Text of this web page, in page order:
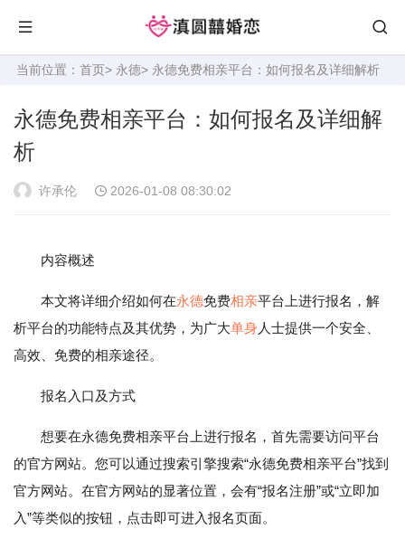
当前位置： 首页> 永德> 永德免费相亲平台：如何报名及详细解析
永德免费相亲平台：如何报名及详细解
析
许承伦 2026-01-08 08:30:02
内容概述
本文将详细介绍如何在永德免费相亲平台上进行报名，解
析平台的功能特点及其优势，为广大单身 人士提供一个安全、
高效、免费的相亲途径。
报名入口及方式
想要在永德免费相亲平台上进行报名，首先需要访问平台
的官方网站。您可以通过搜索引擎搜索“永德免费相亲平台”找到
官方网站。在官方网站的显著位置，会有“报名注册”或“立即加
入”等类似的按钮，点击即可进入报名页面。